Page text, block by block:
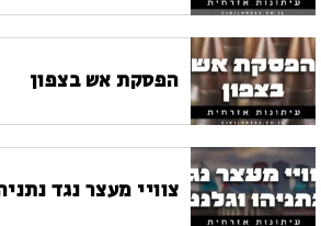
הפסקת אש בצפון
צוויי מעצר נגד